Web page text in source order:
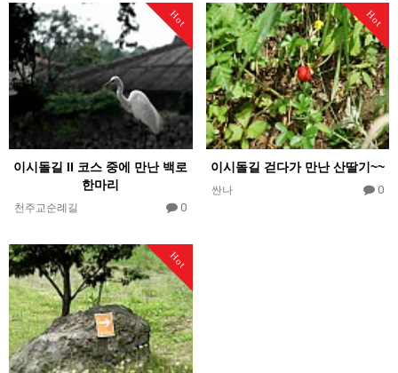
Hot
이시돌길 II 코스 중에 만난 백로
한마리
천주교순례길 0
Hot
이시돌길 걷다가 만난 산딸기~~
싼나 0
Hot